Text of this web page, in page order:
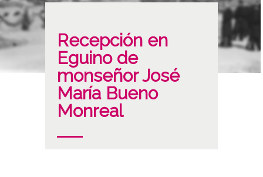
Recepción en
Eguino de
monseñor José
María Bueno
Monreal